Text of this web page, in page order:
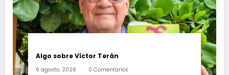
Algo sobre Víctor Terán
6 agosto, 2026 0 Comentarios